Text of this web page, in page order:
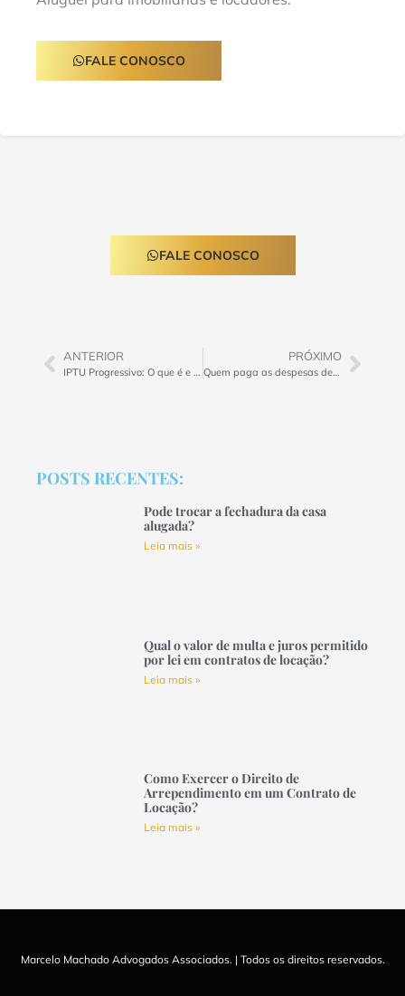
FALE CONOSCO
FALE CONOSCO
ANTERIOR
IPTU Progressivo: O que é e como funciona no contrato de aluguel?
PRÓXIMO
Quem paga as despesas de IPTU quando o imóvel está alugado?
POSTS RECENTES:
Pode trocar a fechadura da casa
alugada?
Leia mais »
Qual o valor de multa e juros permitido
por lei em contratos de locação?
Leia mais »
Como Exercer o Direito de
Arrependimento em um Contrato de
Locação?
Leia mais »
Marcelo Machado Advogados Associados. | Todos os direitos reservados.